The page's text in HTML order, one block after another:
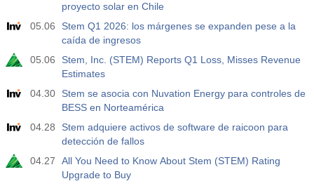
proyecto solar en Chile
05.06
Stem Q1 2026: los márgenes se expanden pese a la
caída de ingresos
05.06
Stem, Inc. (STEM) Reports Q1 Loss, Misses Revenue
Estimates
04.30
Stem se asocia con Nuvation Energy para controles de
BESS en Norteamérica
04.28
Stem adquiere activos de software de raicoon para
detección de fallos
04.27
All You Need to Know About Stem (STEM) Rating
Upgrade to Buy